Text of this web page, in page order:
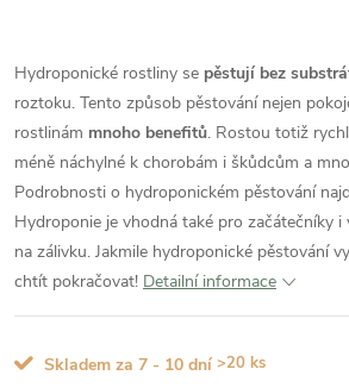
Hydroponické rostliny se pěstují bez
roztoku. Tento způsob pěstování nejen
rostlinám mnoho benefitů. Rostou totiž
méně náchylné k chorobám i škůdcům a
Podrobnosti o hydroponickém pěstování
Hydroponie je vhodná také pro začátečníky i
na zálivku. Jakmile hydroponické pěstování
chtít pokračovat! Detailní informace
Skladem za 7 - 10 dní >20 ks